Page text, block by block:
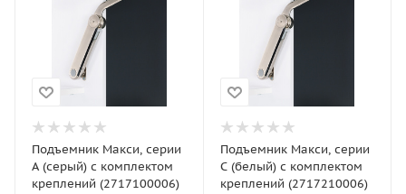
Подъемник Макси, серии
А (серый) с комплектом
креплений (2717100006)
Подъемник Макси, серии
C (белый) с комплектом
креплений (2717210006)